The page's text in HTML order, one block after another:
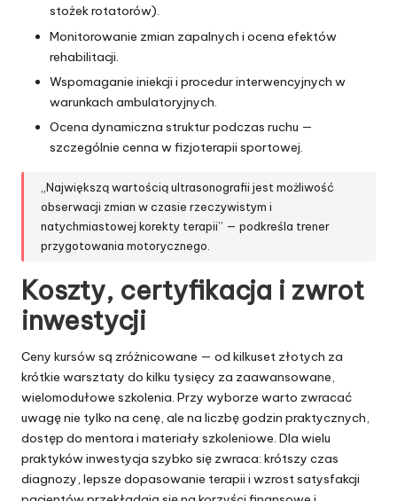
stożek rotatorów).
Monitorowanie zmian zapalnych i ocena efektów
rehabilitacji.
Wspomaganie iniekcji i procedur interwencyjnych w
warunkach ambulatoryjnych.
Ocena dynamiczna struktur podczas ruchu —
szczególnie cenna w fizjoterapii sportowej.
„Największą wartością ultrasonografii jest możliwość
obserwacji zmian w czasie rzeczywistym i
natychmiastowej korekty terapii” — podkreśla trener
przygotowania motorycznego.
Koszty, certyfikacja i zwrot
inwestycji
Ceny kursów są zróżnicowane — od kilkuset złotych za
krótkie warsztaty do kilku tysięcy za zaawansowane,
wielomodułowe szkolenia. Przy wyborze warto zwracać
uwagę nie tylko na cenę, ale na liczbę godzin praktycznych,
dostęp do mentora i materiały szkoleniowe. Dla wielu
praktyków inwestycja szybko się zwraca: krótszy czas
diagnozy, lepsze dopasowanie terapii i wzrost satysfakcji